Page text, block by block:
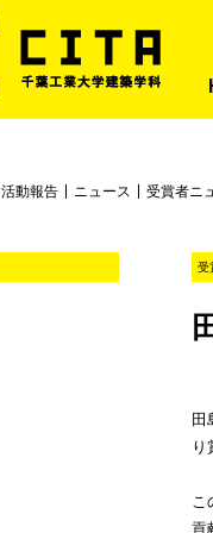
活動報告 ニュース 受賞者ニ
受
田
り
こ
貢